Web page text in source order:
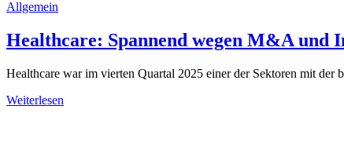
Allgemein
Healthcare: Spannend wegen M&A und
Healthcare war im vierten Quartal 2025 einer der Sektoren mit
Weiterlesen